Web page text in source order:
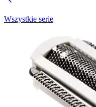
Wszystkie serie